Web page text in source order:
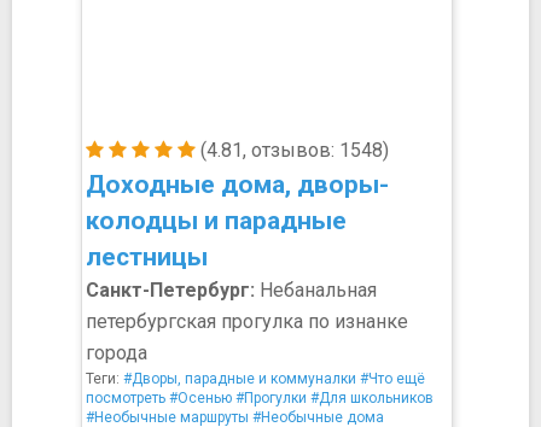
(4.81, отзывов: 1548)
Доходные дома, дворы-
колодцы и парадные
лестницы
Санкт-Петербург: Небанальная
петербургская прогулка по изнанке
города
Теги: #Дворы, парадные и коммуналки #Что ещё
посмотреть #Осенью #Прогулки #Для школьников
#Необычные маршруты #Необычные дома